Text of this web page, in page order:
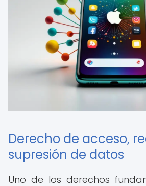
Derecho de acceso,
supresión de datos
Uno de los derechos